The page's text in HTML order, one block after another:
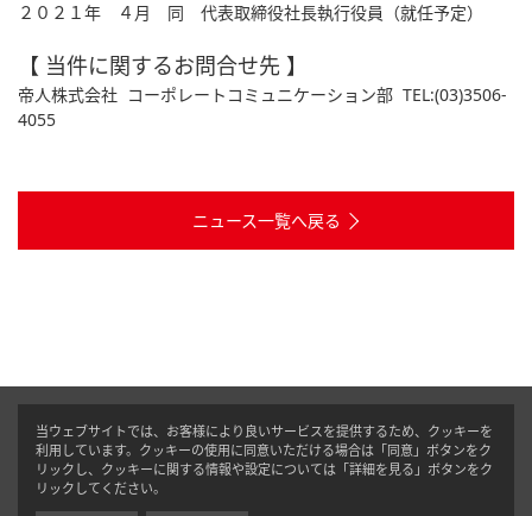
２０２１年 ４月 同 代表取締役社長執行役員（就任予定）
【 当件に関するお問合せ先 】
帝人株式会社 コーポレートコミュニケーション部 TEL:(03)3506-
4055
ニュース一覧へ戻る
当ウェブサイトでは、お客様により良いサービスを提供するため、クッキーを
利用しています。クッキーの使用に同意いただける場合は「同意」ボタンをク
リックし、クッキーに関する情報や設定については「詳細を見る」ボタンをク
リックしてください。